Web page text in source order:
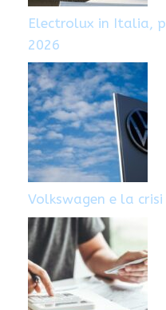
Electrolux in Italia,
2026
Volkswagen e la